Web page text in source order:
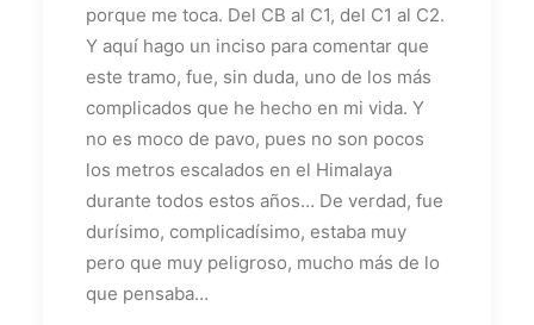
porque me toca. Del CB al C1, del C1 al C2.
Y aquí hago un inciso para comentar que
este tramo, fue, sin duda, uno de los más
complicados que he hecho en mi vida. Y
no es moco de pavo, pues no son pocos
los metros escalados en el Himalaya
durante todos estos años… De verdad, fue
durísimo, complicadísimo, estaba muy
pero que muy peligroso, mucho más de lo
que pensaba…